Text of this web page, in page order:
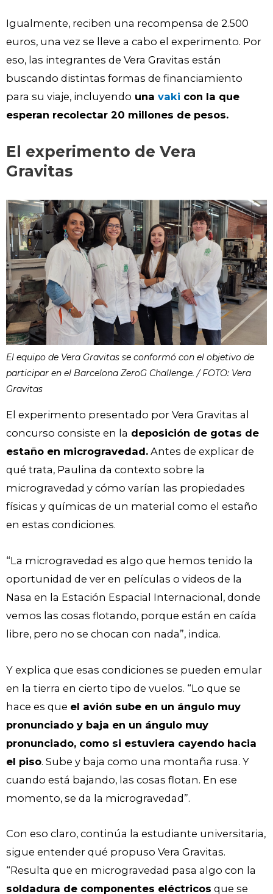
Igualmente, reciben una recompensa de 2.500
euros, una vez se lleve a cabo el experimento. Por
eso, las integrantes de Vera Gravitas están
buscando distintas formas de financiamiento
para su viaje, incluyendo una vaki con la que
esperan recolectar 20 millones de pesos.
El experimento de Vera
Gravitas
El equipo de Vera Gravitas se conformó con el objetivo de
participar en el Barcelona ZeroG Challenge. / FOTO: Vera
Gravitas
El experimento presentado por Vera Gravitas al
concurso consiste en la deposición de gotas de
estaño en microgravedad. Antes de explicar de
qué trata, Paulina da contexto sobre la
microgravedad y cómo varían las propiedades
físicas y químicas de un material como el estaño
en estas condiciones.
“La microgravedad es algo que hemos tenido la
oportunidad de ver en películas o videos de la
Nasa en la Estación Espacial Internacional, donde
vemos las cosas flotando, porque están en caída
libre, pero no se chocan con nada”, indica.
Y explica que esas condiciones se pueden emular
en la tierra en cierto tipo de vuelos. “Lo que se
hace es que el avión sube en un ángulo muy
pronunciado y baja en un ángulo muy
pronunciado, como si estuviera cayendo hacia
el piso. Sube y baja como una montaña rusa. Y
cuando está bajando, las cosas flotan. En ese
momento, se da la microgravedad”.
Con eso claro, continúa la estudiante universitaria,
sigue entender qué propuso Vera Gravitas.
“Resulta que en microgravedad pasa algo con la
soldadura de componentes eléctricos que se